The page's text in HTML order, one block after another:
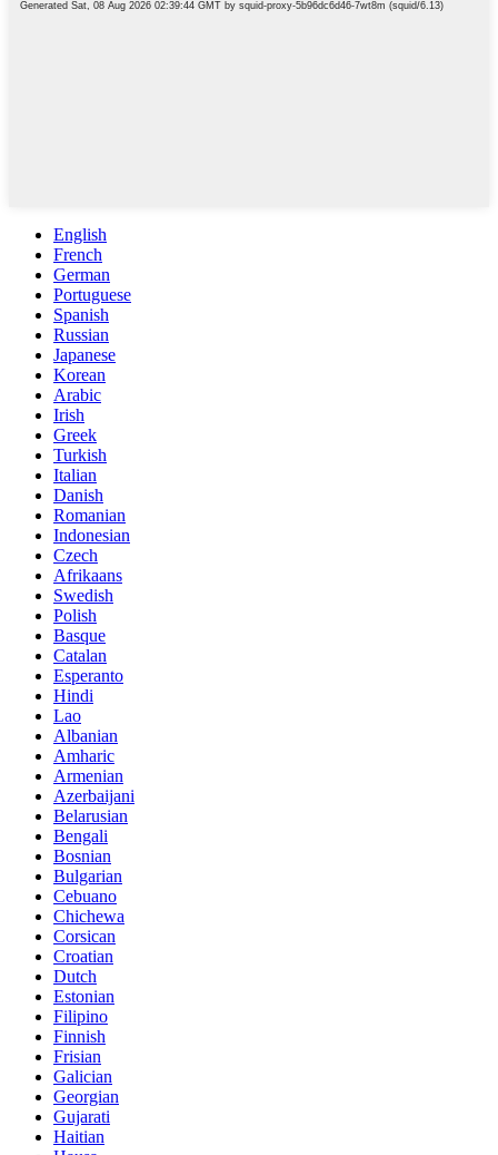
English
French
German
Portuguese
Spanish
Russian
Japanese
Korean
Arabic
Irish
Greek
Turkish
Italian
Danish
Romanian
Indonesian
Czech
Afrikaans
Swedish
Polish
Basque
Catalan
Esperanto
Hindi
Lao
Albanian
Amharic
Armenian
Azerbaijani
Belarusian
Bengali
Bosnian
Bulgarian
Cebuano
Chichewa
Corsican
Croatian
Dutch
Estonian
Filipino
Finnish
Frisian
Galician
Georgian
Gujarati
Haitian